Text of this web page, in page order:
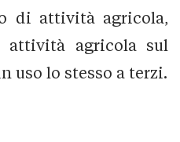
di attività agricola,
attività agricola sul
uso lo stesso a terzi.